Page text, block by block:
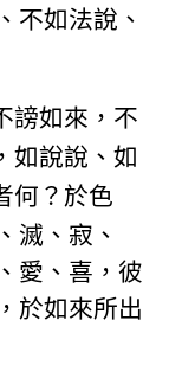
不如法說、
謗如來，不
如說說、如
何？於色
滅、寂、
愛、喜，彼
於如來所出